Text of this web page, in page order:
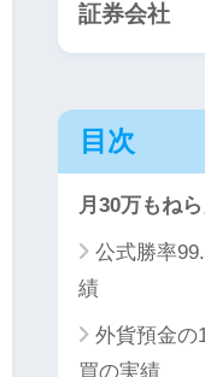
証券会社
目次
月30万もね
公式勝率
績
外貨預金の
買の実績